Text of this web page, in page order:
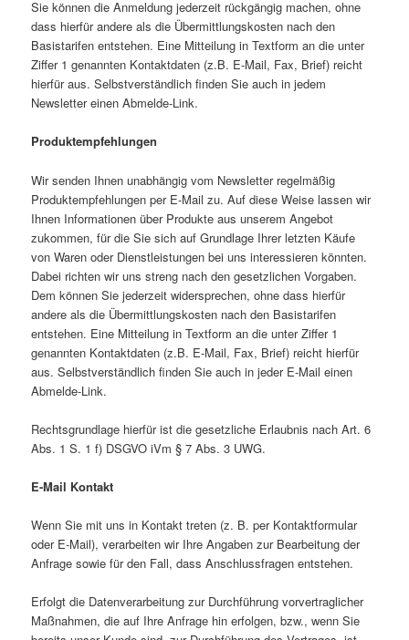
Sie können die Anmeldung jederzeit rückgängig machen, ohne
dass hierfür andere als die Übermittlungskosten nach den
Basistarifen entstehen. Eine Mitteilung in Textform an die unter
Ziffer 1 genannten Kontaktdaten (z.B. E-Mail, Fax, Brief) reicht
hierfür aus. Selbstverständlich finden Sie auch in jedem
Newsletter einen Abmelde-Link.
Produktempfehlungen
Wir senden Ihnen unabhängig vom Newsletter regelmäßig
Produktempfehlungen per E-Mail zu. Auf diese Weise lassen wir
Ihnen Informationen über Produkte aus unserem Angebot
zukommen, für die Sie sich auf Grundlage Ihrer letzten Käufe
von Waren oder Dienstleistungen bei uns interessieren könnten.
Dabei richten wir uns streng nach den gesetzlichen Vorgaben.
Dem können Sie jederzeit widersprechen, ohne dass hierfür
andere als die Übermittlungskosten nach den Basistarifen
entstehen. Eine Mitteilung in Textform an die unter Ziffer 1
genannten Kontaktdaten (z.B. E-Mail, Fax, Brief) reicht hierfür
aus. Selbstverständlich finden Sie auch in jeder E-Mail einen
Abmelde-Link.
Rechtsgrundlage hierfür ist die gesetzliche Erlaubnis nach Art. 6
Abs. 1 S. 1 f) DSGVO iVm § 7 Abs. 3 UWG.
E-Mail Kontakt
Wenn Sie mit uns in Kontakt treten (z. B. per Kontaktformular
oder E-Mail), verarbeiten wir Ihre Angaben zur Bearbeitung der
Anfrage sowie für den Fall, dass Anschlussfragen entstehen.
Erfolgt die Datenverarbeitung zur Durchführung vorvertraglicher
Maßnahmen, die auf Ihre Anfrage hin erfolgen, bzw., wenn Sie